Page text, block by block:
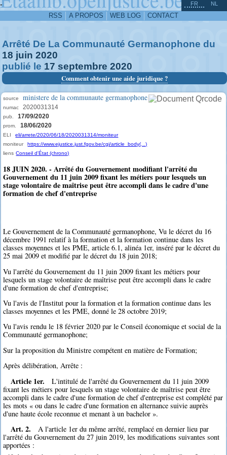
-
RSS A PROPOS WEB LOG CONTACT
FR NL
Arrêté De La Communauté Germanophone du
18 juin 2020
publié le 17 septembre 2020
Comment obtenir une aide juridique ?
source ministere de la communaute germanophone
numac 2020031314
pub. 17/09/2020
prom. 18/06/2020
ELI
eli/arrete/2020/06/18/2020031314/moniteur
moniteur
https://www.ejustice.just.fgov.be/cgi/article_body(...)
liens Conseil d'État (chrono)
18 JUIN 2020. - Arrêté du Gouvernement modifiant l'arrêté du
Gouvernement du 11 juin 2009 fixant les métiers pour lesquels un
stage volontaire de maîtrise peut être accompli dans le cadre d'une
formation de chef d'entreprise
Le Gouvernement de la Communauté germanophone, Vu le décret du 16
décembre 1991 relatif à la formation et la formation continue dans les
classes moyennes et les PME, article 6.1, alinéa 1er, inséré par le décret du
25 mai 2009 et modifié par le décret du 18 juin 2018;
Vu l'arrêté du Gouvernement du 11 juin 2009 fixant les métiers pour
lesquels un stage volontaire de maîtrise peut être accompli dans le cadre
d'une formation de chef d'entreprise;
Vu l'avis de l'Institut pour la formation et la formation continue dans les
classes moyennes et les PME, donné le 28 octobre 2019;
Vu l'avis rendu le 18 février 2020 par le Conseil économique et social de la
Communauté germanophone;
Sur la proposition du Ministre compétent en matière de Formation;
Après délibération, Arrête :
Article 1er.
L'intitulé de l'arrêté du Gouvernement du 11 juin 2009
fixant les métiers pour lesquels un stage volontaire de maîtrise peut être
accompli dans le cadre d'une formation de chef d'entreprise est complété par
les mots « ou dans le cadre d'une formation en alternance suivie auprès
d'une haute école reconnue et menant à un bachelor ».
Art. 2.
A l'article 1er du même arrêté, remplacé en dernier lieu par
l'arrêté du Gouvernement du 27 juin 2019, les modifications suivantes sont
apportées :
^